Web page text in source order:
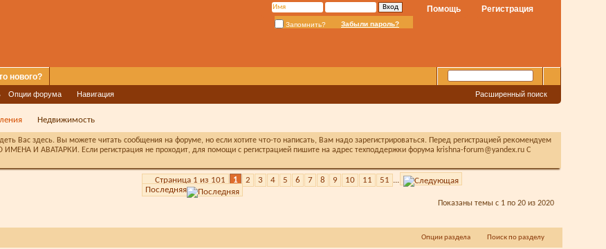
Регистрация
Помощь
Запомнить? Забыли пароль?
Опции форума Навигация
нового?
Расширенный поиск
Недвижимость
Вас здесь. Вы можете читать сообщения на форуме, но если хотите что-то написать, Вам надо зарегистрироваться. Перед регистрацией рекомендуем
И АВАТАРКИ. Если регистрация не проходит, для помощи с регистрацией пишите на адрес техподдержки форума krishna-forum@yandex.ru С
Страница 1 из 101 1 2 3 4 5 6 7 8 9 10 11 51 ...
Последняя
Показаны темы с 1 по 20 из 2020
Опции раздела Поиск по разделу